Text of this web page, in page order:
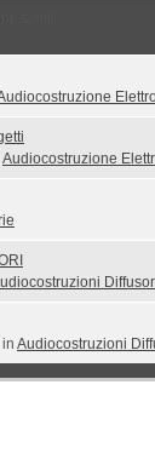
Audiocostruzione
Audiocostruzioni